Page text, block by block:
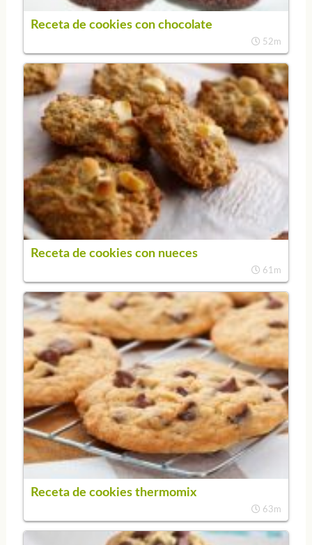
Receta de cookies con chocolate
52m
Receta de cookies con nueces
61m
Receta de cookies thermomix
63m